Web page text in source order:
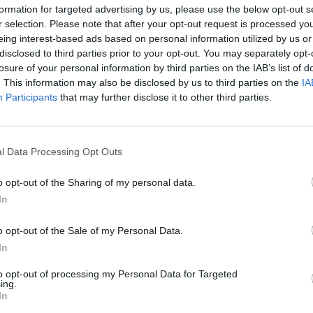
for targeted advertising by us, please use the below opt-out
selection. Please note that after your opt-out request is processed
interest-based ads based on personal information utilized by us
to third parties prior to your opt-out. You may separately
of your personal information by third parties on the IAB’s list of
This information may also be disclosed by us to third parties on the
Participants that may further disclose it to other third parties.
Data Processing Opt Outs
opt-out of the Sharing of my personal data.
opt-out of the Sale of my Personal Data.
opt-out of processing my Personal Data for Targeted
Del Debbio con Dritto e rovescio -
fra gli altri, il ministro dell'Interno Matteo
ha radunato 1.094.000 persone pari al
mentre su La7- Piazza Pulita condotto
Formigli ha totalizzato il 5.8% con 826.000
Sul Nove Chissà chi è - Speciale con
time, Affari tuoi con Stefano De
Striscia la Notizia condotto da Ezio
Iacchetti ottiene il 13.7% con
al sole appassiona il 7.5% della platea
teste.